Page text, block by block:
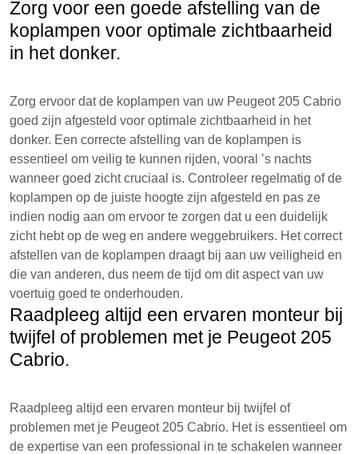
Zorg voor een goede afstelling van de
koplampen voor optimale zichtbaarheid
in het donker.
Zorg ervoor dat de koplampen van uw Peugeot 205 Cabrio
goed zijn afgesteld voor optimale zichtbaarheid in het
donker. Een correcte afstelling van de koplampen is
essentieel om veilig te kunnen rijden, vooral ’s nachts
wanneer goed zicht cruciaal is. Controleer regelmatig of de
koplampen op de juiste hoogte zijn afgesteld en pas ze
indien nodig aan om ervoor te zorgen dat u een duidelijk
zicht hebt op de weg en andere weggebruikers. Het correct
afstellen van de koplampen draagt bij aan uw veiligheid en
die van anderen, dus neem de tijd om dit aspect van uw
voertuig goed te onderhouden.
Raadpleeg altijd een ervaren monteur bij
twijfel of problemen met je Peugeot 205
Cabrio.
Raadpleeg altijd een ervaren monteur bij twijfel of
problemen met je Peugeot 205 Cabrio. Het is essentieel om
de expertise van een professional in te schakelen wanneer